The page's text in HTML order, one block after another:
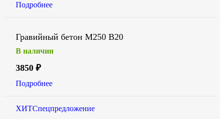
Подробнее
Гравийный бетон М250 В20
В наличии
3850 ₽
Подробнее
ХИТСпецпредложение